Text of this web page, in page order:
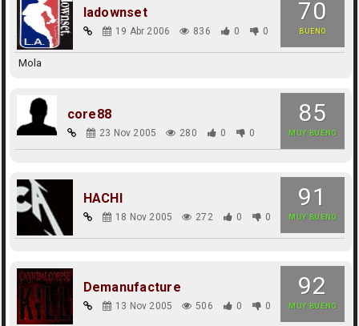
70
BUENO
ladownset
19 Abr 2006 836 0 0
Mola
85
MUY BUENO
core88
23 Nov 2005 280 0 0
91
MUY BUENO
HACHI
18 Nov 2005 272 0 0
92
MUY BUENO
Demanufacture
13 Nov 2005 506 0 0